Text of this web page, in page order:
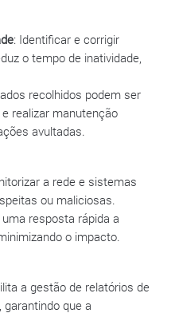
: Identificar e corrigir
o tempo de inatividade,
recolhidos podem ser
realizar manutenção
avultadas.
a rede e sistemas
ou maliciosas.
resposta rápida a
o impacto.
a gestão de relatórios de
que a